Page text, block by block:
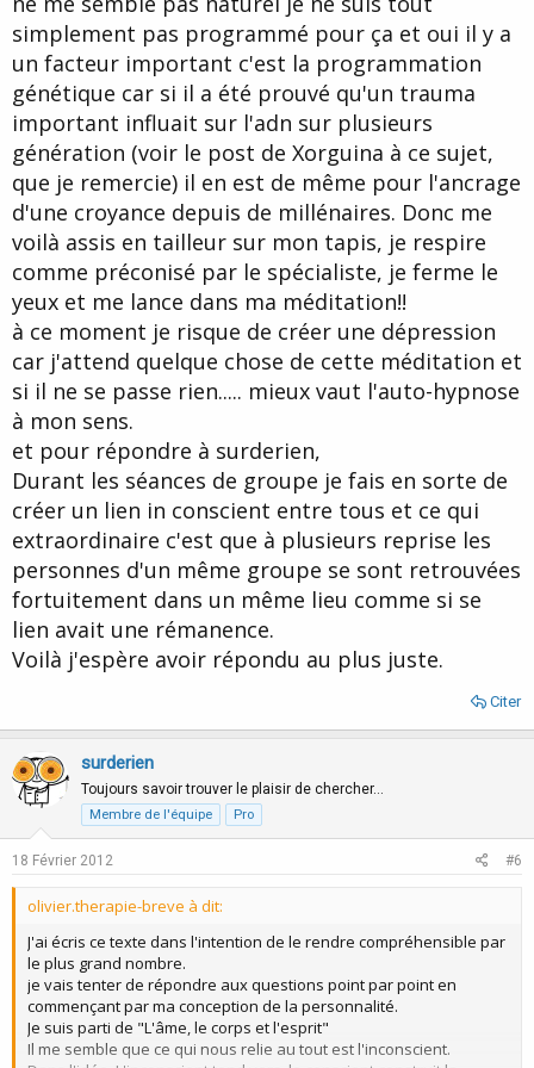
simplement pas programmé pour ça et oui il y a
un facteur important c'est la programmation
génétique car si il a été prouvé qu'un trauma
important influait sur l'adn sur plusieurs
génération (voir le post de Xorguina à ce sujet,
que je remercie) il en est de même pour l'ancrage
d'une croyance depuis de millénaires. Donc me
voilà assis en tailleur sur mon tapis, je respire
comme préconisé par le spécialiste, je ferme le
yeux et me lance dans ma méditation!!
à ce moment je risque de créer une dépression
car j'attend quelque chose de cette méditation et
si il ne se passe rien..... mieux vaut l'auto-hypnose
à mon sens.
et pour répondre à surderien,
Durant les séances de groupe je fais en sorte de
créer un lien in conscient entre tous et ce qui
extraordinaire c'est que à plusieurs reprise les
personnes d'un même groupe se sont retrouvées
fortuitement dans un même lieu comme si se
lien avait une rémanence.
Voilà j'espère avoir répondu au plus juste.
Citer
surderien
Toujours savoir trouver le plaisir de chercher…
Membre de l'équipe Pro
18 Février 2012 #6
olivier.therapie-breve à dit:
J'ai écris ce texte dans l'intention de le rendre compréhensible par
le plus grand nombre.
je vais tenter de répondre aux questions point par point en
commençant par ma conception de la personnalité.
Je suis parti de "L'âme, le corps et l'esprit"
Il me semble que ce qui nous relie au tout est l'inconscient.